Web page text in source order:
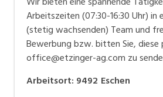
Arbeitszeiten (07:30-16:30 Uhr) in
(stetig wachsenden) Team und
Bewerbung bzw. bitten Sie, diese
office@etzinger-ag.com zu
Arbeitsort: 9492 Eschen